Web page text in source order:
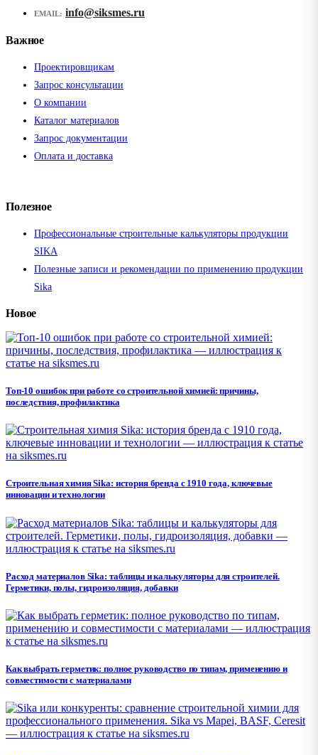
EMAIL: info@siksmes.ru
Важное
Проектировщикам
Запрос консультации
О компании
Каталог материалов
Запрос документации
Оплата и доставка
Полезное
Профессиональные строительные калькуляторы продукции
SIKA
Полезные записи и рекомендации по применению продукции
Sika
Новое
Топ-10 ошибок при работе со строительной химией: причины,
последствия, профилактика
Строительная химия Sika: история бренда с 1910 года, ключевые
инновации и технологии
Расход материалов Sika: таблицы и калькуляторы для строителей.
Герметики, полы, гидроизоляция, добавки
Как выбрать герметик: полное руководство по типам, применению и
совместимости с материалами